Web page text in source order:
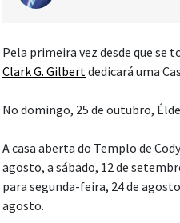
Pela primeira vez desde que se
Clark G. Gilbertdedicará uma
No domingo, 25 de outubro,
A casa aberta do Templo de
agosto, a sábado, 12 de
para segunda-feira, 24 de
agosto.